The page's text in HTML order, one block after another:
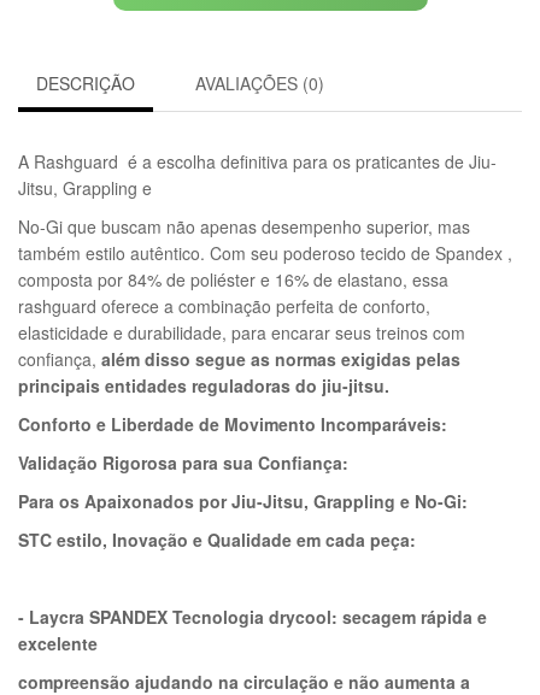
DESCRIÇÃO AVALIAÇÕES (0)
A Rashguard é a escolha definitiva para os praticantes de Jiu-
Jitsu, Grappling e
No-Gi que buscam não apenas desempenho superior, mas
também estilo autêntico. Com seu poderoso tecido de Spandex ,
composta por 84% de poliéster e 16% de elastano, essa
rashguard oferece a combinação perfeita de conforto,
elasticidade e durabilidade, para encarar seus treinos com
confiança, além disso segue as normas exigidas pelas
principais entidades reguladoras do jiu-jitsu.
Conforto e Liberdade de Movimento Incomparáveis:
Validação Rigorosa para sua Confiança:
Para os Apaixonados por Jiu-Jitsu, Grappling e No-Gi:
STC estilo, Inovação e Qualidade em cada peça:
- Laycra SPANDEX Tecnologia drycool: secagem rápida e
excelente
compreensão ajudando na circulação e não aumenta a